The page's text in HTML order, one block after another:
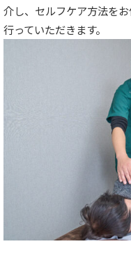
介し、セルフケア方法を
行っていただきます。